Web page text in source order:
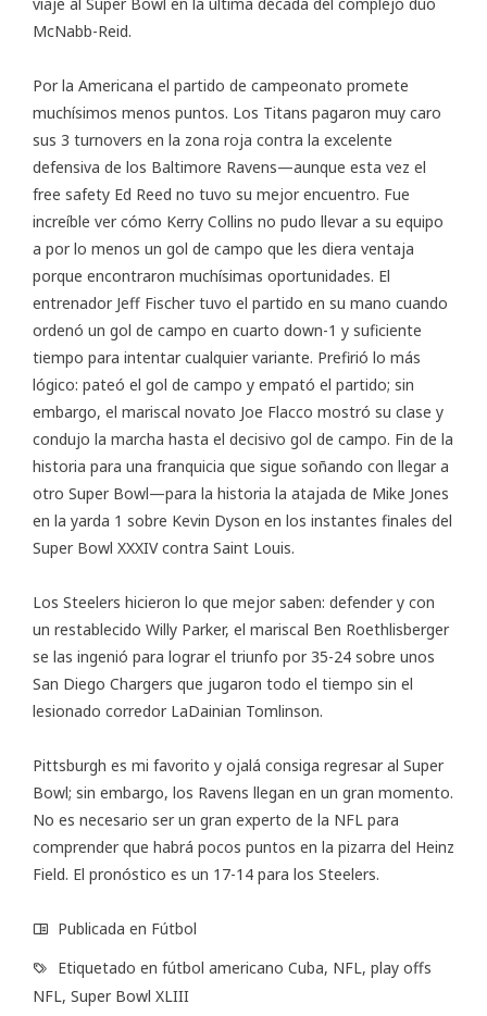
McNabb-Reid.
Por la Americana el partido de campeonato promete
muchísimos menos puntos. Los Titans pagaron muy caro
sus 3 turnovers en la zona roja contra la excelente
defensiva de los Baltimore Ravens—aunque esta vez el
free safety Ed Reed no tuvo su mejor encuentro. Fue
increíble ver cómo Kerry Collins no pudo llevar a su equipo
a por lo menos un gol de campo que les diera ventaja
porque encontraron muchísimas oportunidades. El
entrenador Jeff Fischer tuvo el partido en su mano cuando
ordenó un gol de campo en cuarto down-1 y suficiente
tiempo para intentar cualquier variante. Prefirió lo más
lógico: pateó el gol de campo y empató el partido; sin
embargo, el mariscal novato Joe Flacco mostró su clase y
condujo la marcha hasta el decisivo gol de campo. Fin de la
historia para una franquicia que sigue soñando con llegar a
otro Super Bowl—para la historia la atajada de Mike Jones
en la yarda 1 sobre Kevin Dyson en los instantes finales del
Super Bowl XXXIV contra Saint Louis.
Los Steelers hicieron lo que mejor saben: defender y con
un restablecido Willy Parker, el mariscal Ben Roethlisberger
se las ingenió para lograr el triunfo por 35-24 sobre unos
San Diego Chargers que jugaron todo el tiempo sin el
lesionado corredor LaDainian Tomlinson.
Pittsburgh es mi favorito y ojalá consiga regresar al Super
Bowl; sin embargo, los Ravens llegan en un gran momento.
No es necesario ser un gran experto de la NFL para
comprender que habrá pocos puntos en la pizarra del Heinz
Field. El pronóstico es un 17-14 para los Steelers.
Publicada en Fútbol
Etiquetado en fútbol americano Cuba, NFL, play offs
NFL, Super Bowl XLIII